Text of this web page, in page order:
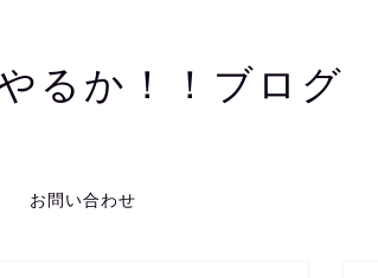
るか！！ブログ
お問い合わせ